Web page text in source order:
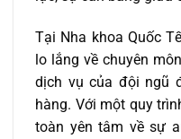
Tại Nha khoa Quốc
lo lắng về chuyên
dịch vụ của đội ngũ
hàng. Với một quy
toàn yên tâm về sự